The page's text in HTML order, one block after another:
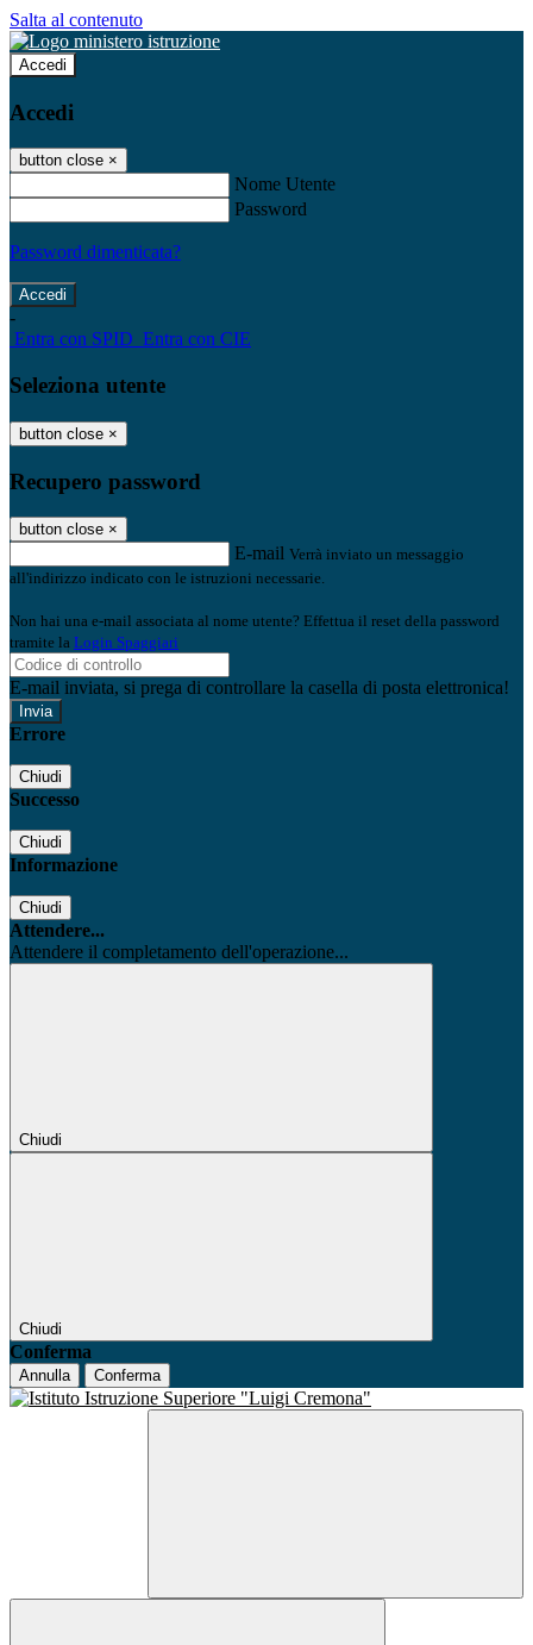
Salta al contenuto
Accedi
Accedi
button close ×
Nome Utente
Password
Password dimenticata?
-
Entra con SPID Entra con CIE
Seleziona utente
button close ×
Recupero password
button close ×
E-mail Verrà inviato un messaggio
all'indirizzo indicato con le istruzioni necessarie.
Non hai una e-mail associata al nome utente? Effettua il reset della password
tramite la Login Spaggiari
E-mail inviata, si prega di controllare la casella di posta elettronica!
Errore
Chiudi
Successo
Chiudi
Informazione
Chiudi
Attendere...
Attendere il completamento dell'operazione...
Chiudi
Chiudi
Conferma
Annulla Conferma